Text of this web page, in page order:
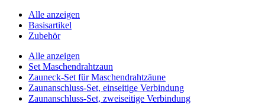
Alle anzeigen
Basisartikel
Zubehör
Alle anzeigen
Set Maschendrahtzaun
Zauneck-Set für Maschendrahtzäune
Zaunanschluss-Set, einseitige Verbindung
Zaunanschluss-Set, zweiseitige Verbindung